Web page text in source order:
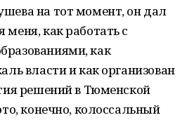
на тот момент, он дал
как работать с
как
власти и как организован
решений в Тюменской
конечно, колоссальный